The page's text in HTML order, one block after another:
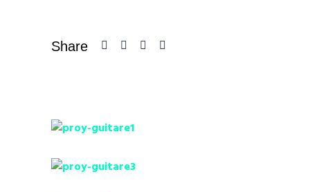
Share